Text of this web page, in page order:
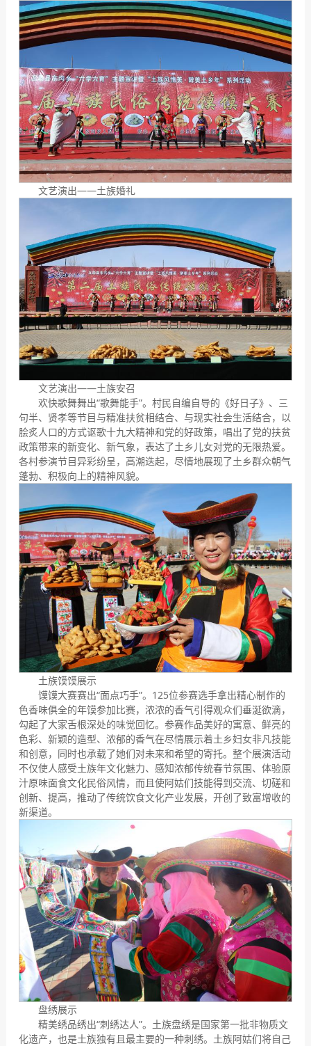
文艺演出——土族婚礼
文艺演出——土族安召
欢快歌舞舞出“歌舞能手”。村民自编自导的《好日子》、三
句半、贤孝等节目与精准扶贫相结合、与现实社会生活结合，以
脍炙人口的方式讴歌十九大精神和党的好政策，唱出了党的扶贫
政策带来的新变化、新气象，表达了土乡儿女对党的无限热爱。
各村参演节目异彩纷呈，高潮迭起，尽情地展现了土乡群众朝气
蓬勃、积极向上的精神风貌。
土族馍馍展示
馍馍大赛赛出“面点巧手”。125位参赛选手拿出精心制作的
色香味俱全的年馍参加比赛，浓浓的香气引得观众们垂涎欲滴，
勾起了大家舌根深处的味觉回忆。参赛作品美好的寓意、鲜亮的
色彩、新颖的造型、浓郁的香气在尽情展示着土乡妇女非凡技能
和创意，同时也承载了她们对未来和希望的寄托。整个展演活动
不仅使人感受土族年文化魅力、感知浓郁传统春节氛围、体验原
汁原味面食文化民俗风情，而且使阿姑们技能得到交流、切磋和
创新、提高，推动了传统饮食文化产业发展，开创了致富增收的
新渠道。
盘绣展示
精美绣品绣出“刺绣达人”。土族盘绣是国家第一批非物质文
化遗产，也是土族独有且最主要的一种刺绣。土族阿姑们将自己